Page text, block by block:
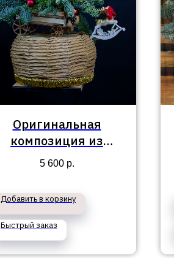
Оригинальная
композиция из
нобилиса в
новогодней телеге с
оленем
5 600 р.
Добавить в корзину
Быстрый заказ